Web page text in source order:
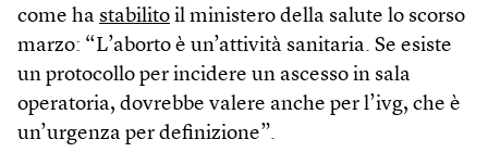
come ha stabilito il ministero della salute lo scorso
marzo: “L’aborto è un’attività sanitaria. Se esiste
un protocollo per incidere un ascesso in sala
operatoria, dovrebbe valere anche per l’ivg, che è
un’urgenza per definizione”.